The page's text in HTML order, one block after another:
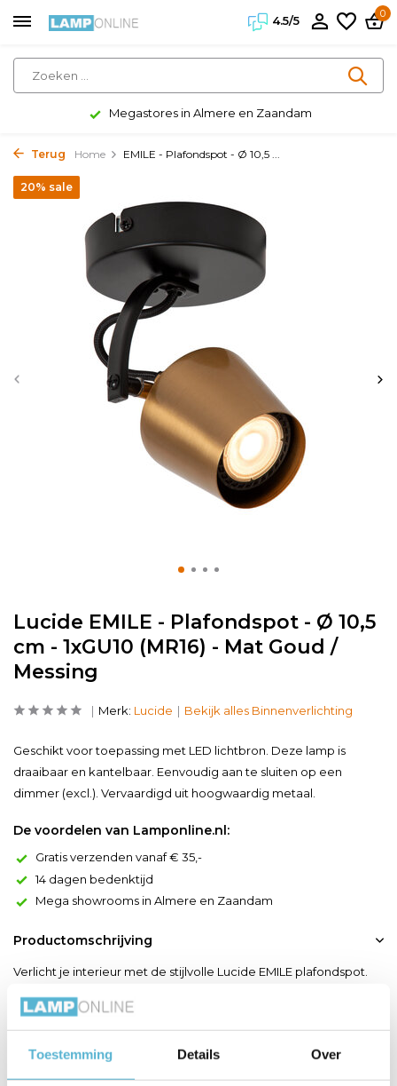
Toestemming Details Over
4.5/5
0
Megastores in Almere en Zaandam
Terug Home EMILE - Plafondspot - Ø 10,5 ...
Lucide EMILE - Plafondspot - Ø 10,5
cm - 1xGU10 (MR16) - Mat Goud /
Messing
20% sale
Merk: Lucide Bekijk alles Binnenverlichting
Geschikt voor toepassing met LED lichtbron. Deze lamp is
draaibaar en kantelbaar. Eenvoudig aan te sluiten op een
dimmer (excl.). Vervaardigd uit hoogwaardig metaal.
De voordelen van Lamponline.nl:
Gratis verzenden vanaf € 35,-
14 dagen bedenktijd
Mega showrooms in Almere en Zaandam
Productomschrijving
Verlicht je interieur met de stijlvolle Lucide EMILE plafondspot.
precies waar je het nodig hebt, ideaal voor het creëren van een
gezellige sfeer of het accentueren van specifieke ruimtes.
Gemaakt van hoogwaardig metaal in een matte goud/messing
afwerking, biedt deze plafondlamp zowel e...